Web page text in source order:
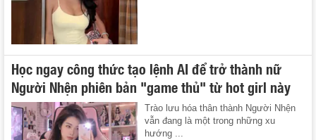
Học ngay công thức tạo lệnh AI để trở thành nữ
Người Nhện phiên bản "game thủ" từ hot girl này
Trào lưu hóa thân thành Người Nhện
vẫn đang là một trong những xu
hướng ...